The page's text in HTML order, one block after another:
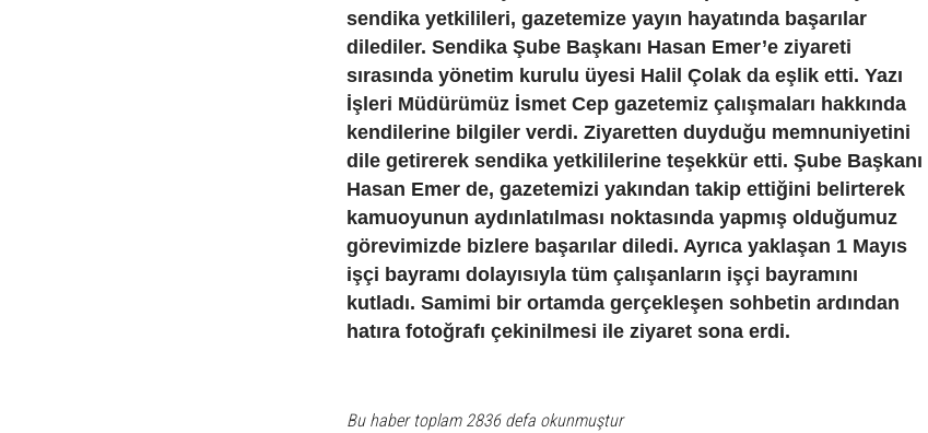
sendika yetkilileri, gazetemize yayın hayatında başarılar
dilediler. Sendika Şube Başkanı Hasan Emer’e ziyareti
sırasında yönetim kurulu üyesi Halil Çolak da eşlik etti. Yazı
İşleri Müdürümüz İsmet Cep gazetemiz çalışmaları hakkında
kendilerine bilgiler verdi. Ziyaretten duyduğu memnuniyetini
dile getirerek sendika yetkililerine teşekkür etti. Şube Başkanı
Hasan Emer de, gazetemizi yakından takip ettiğini belirterek
kamuoyunun aydınlatılması noktasında yapmış olduğumuz
görevimizde bizlere başarılar diledi. Ayrıca yaklaşan 1 Mayıs
işçi bayramı dolayısıyla tüm çalışanların işçi bayramını
kutladı. Samimi bir ortamda gerçekleşen sohbetin ardından
hatıra fotoğrafı çekinilmesi ile ziyaret sona erdi.
Bu haber toplam 2836 defa okunmuştur